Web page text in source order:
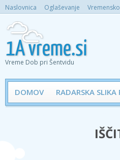
Naslovnica Oglaševanje
Vreme Dob pri Šentvidu
DOMOV RADARSKA SLIKA